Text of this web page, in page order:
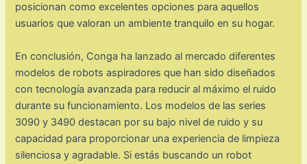
posicionan como excelentes opciones para aquellos
usuarios que valoran un ambiente tranquilo en su hogar.
En conclusión, Conga ha lanzado al mercado diferentes
modelos de robots aspiradores que han sido diseñados
con tecnología avanzada para reducir al máximo el ruido
durante su funcionamiento. Los modelos de las series
3090 y 3490 destacan por su bajo nivel de ruido y su
capacidad para proporcionar una experiencia de limpieza
silenciosa y agradable. Si estás buscando un robot